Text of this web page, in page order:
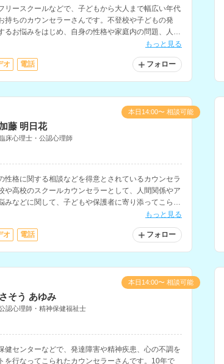
リースクールなどで、子どもから大人まで幅広い年代
持ちのカウンセラーさんです。不登校や子どもの発
るお悩みをはじめ、自身の性格や家庭内の問題、人間
もっと見る
オ 電話 フォロー
加藤 明日花
床心理士・公認心理師
性格に関する相談などを得意とされているカウンセラ
や高校のスクールカウンセラーとして、人間関係やア
みなどに関して、子どもや保護者に寄り添ってこられ
もっと見る
オ 電話 フォロー
本日14:00〜 相談可能
さそう あゆみ
認心理師・精神保健福祉士
健センターなどで、発達障害や精神疾患、心の不調を
を行なってこられたカウンセラーさんです。10年で
本日14:00〜 相談可能